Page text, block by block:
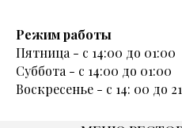
Режим работы
Пятница - с 14:00 до 01:00
Суббота - с 14:00 до 01:00
Воскресенье - с 14: 00 до